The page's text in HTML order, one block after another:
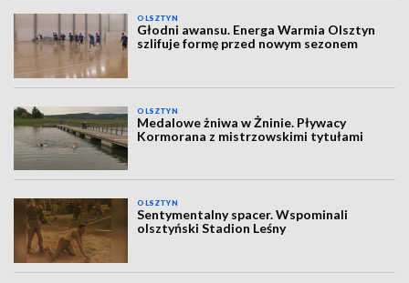
OLSZTYN
Głodni awansu. Energa Warmia Olsztyn
szlifuje formę przed nowym sezonem
OLSZTYN
Medalowe żniwa w Żninie. Pływacy
Kormorana z mistrzowskimi tytułami
OLSZTYN
Sentymentalny spacer. Wspominali
olsztyński Stadion Leśny